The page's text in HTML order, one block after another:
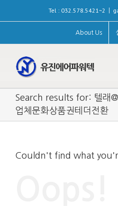
Tel : 032.578.5421~2
About Us
Search results for: 텔래
업체문화상품권테더전환
Couldn't find what